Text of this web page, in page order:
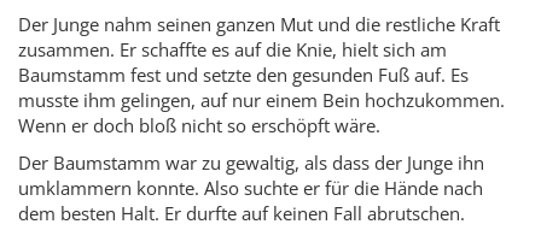
Der Junge nahm seinen ganzen Mut und die restliche Kraft
zusammen. Er schaffte es auf die Knie, hielt sich am
Baumstamm fest und setzte den gesunden Fuß auf. Es
musste ihm gelingen, auf nur einem Bein hochzukommen.
Wenn er doch bloß nicht so erschöpft wäre.
Der Baumstamm war zu gewaltig, als dass der Junge ihn
umklammern konnte. Also suchte er für die Hände nach
dem besten Halt. Er durfte auf keinen Fall abrutschen.